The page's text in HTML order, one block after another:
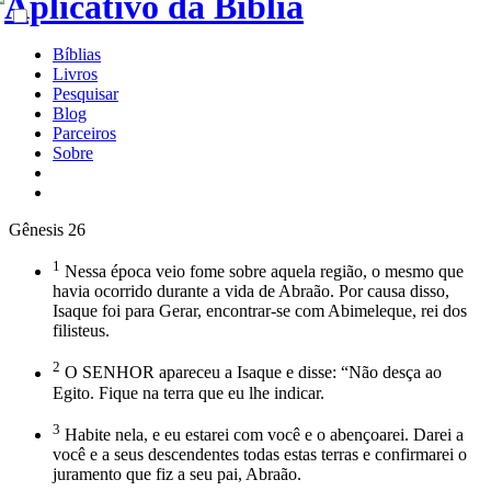
Bíblias
Livros
Pesquisar
Blog
Parceiros
Sobre
Gênesis 26
1 Nessa época veio fome sobre aquela região, o mesmo que
havia ocorrido durante a vida de Abraão. Por causa disso,
Isaque foi para Gerar, encontrar-se com Abimeleque, rei dos
filisteus.
2 O SENHOR apareceu a Isaque e disse: “Não desça ao
Egito. Fique na terra que eu lhe indicar.
3 Habite nela, e eu estarei com você e o abençoarei. Darei a
você e a seus descendentes todas estas terras e confirmarei o
juramento que fiz a seu pai, Abraão.